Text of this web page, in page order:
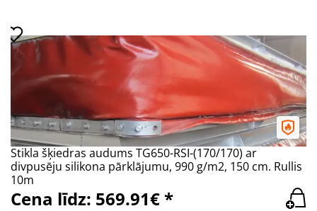
Stikla šķiedras audums TG650-RSI-(170/170) ar
divpusēju silikona pārklājumu, 990 g/m2, 150 cm. Rullis
10m
Cena līdz: 569.91€ *